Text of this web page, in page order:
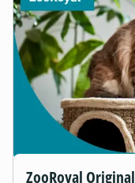
ZooRoyal Original